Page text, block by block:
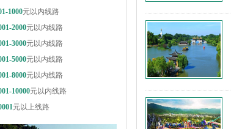
1000元以内线路
2000元以内线路
3000元以内线路
5000元以内线路
8000元以内线路
10000元以内线路
元以上线路